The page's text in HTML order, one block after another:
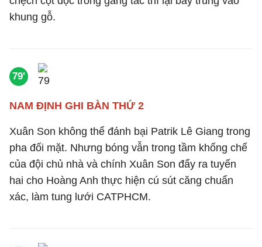
khung gỗ.
79'
NAM ĐỊNH GHI BÀN THỨ 2
Xuân Son không thể đánh bại Patrik Lê Giang trong
pha đối mặt. Nhưng bóng vẫn trong tầm khống chế
của đội chủ nhà và chính Xuân Son đẩy ra tuyến
hai cho Hoàng Anh thực hiện cú sút căng chuẩn
xác, làm tung lưới CATPHCM.